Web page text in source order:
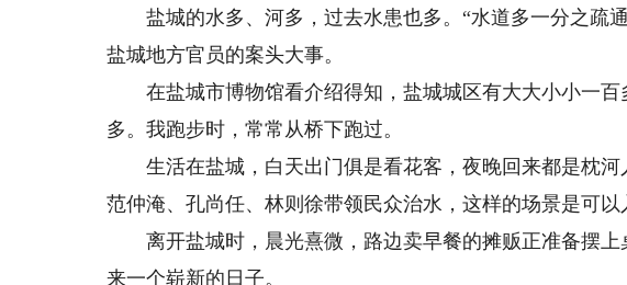
盐城的水多、河多，过去水患也多。“水道多一分之疏
盐城地方官员的案头大事。
在盐城市博物馆看介绍得知，盐城城区有大大小小一百
多。我跑步时，常常从桥下跑过。
生活在盐城，白天出门俱是看花客，夜晚回来都是枕河
范仲淹、孔尚任、林则徐带领民众治水，这样的场景是可以
离开盐城时，晨光熹微，路边卖早餐的摊贩正准备摆上
来一个崭新的日子。